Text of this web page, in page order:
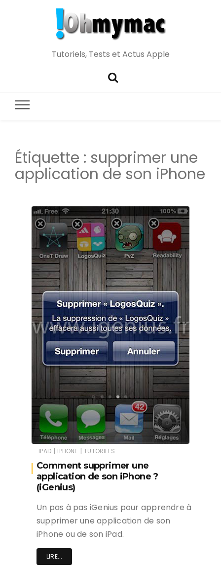
Tutoriels, Tests et Actus Apple
Étiquette : supprimer une
application de son iPhone
IPAD | IPHONE | TUTORIELS
Comment supprimer une
application de son iPhone ?
(iGenius)
Un pas à pas iGenius pour apprendre à
supprimer une application de son
iPhone ou de son iPad.
LIRE...